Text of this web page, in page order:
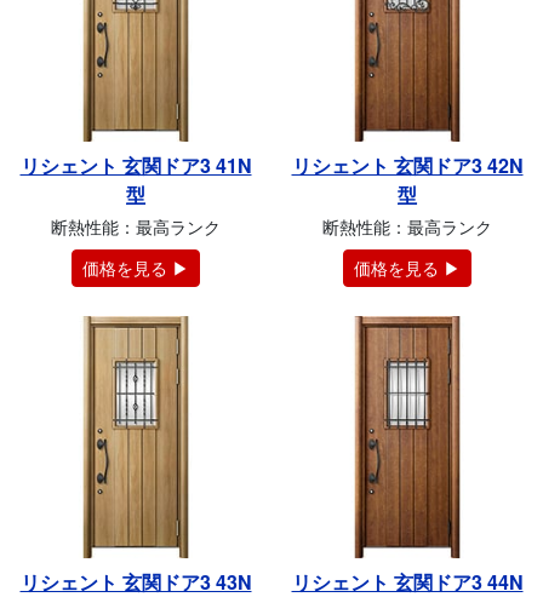
リシェント 玄関ドア3 41N
型
断熱性能：最高ランク
価格を見る ▶
リシェント 玄関ドア3 42N
型
断熱性能：最高ランク
価格を見る ▶
リシェント 玄関ドア3 43N
リシェント 玄関ドア3 44N